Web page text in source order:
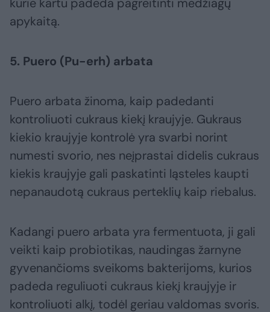
apykaitą.
5. Puero (Pu-erh) arbata
Puero arbata žinoma, kaip padedanti
kontroliuoti cukraus kiekį kraujyje. Gukraus
kiekio kraujyje kontrolė yra svarbi norint
numesti svorio, nes neįprastai didelis cukraus
kiekis kraujyje gali paskatinti ląsteles kaupti
nepanaudotą cukraus perteklių kaip riebalus.
Kadangi puero arbata yra fermentuota, ji gali
veikti kaip probiotikas, naudingas žarnyne
gyvenančioms sveikoms bakterijoms, kurios
padeda reguliuoti cukraus kiekį kraujyje ir
kontroliuoti alkį, todėl geriau valdomas svoris.